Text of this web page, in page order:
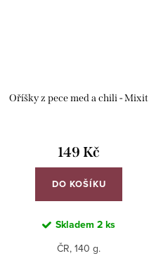
Oříšky z pece med a chili - Mixit
149 Kč
DO KOŠÍKU
Skladem 2 ks
ČR, 140 g.